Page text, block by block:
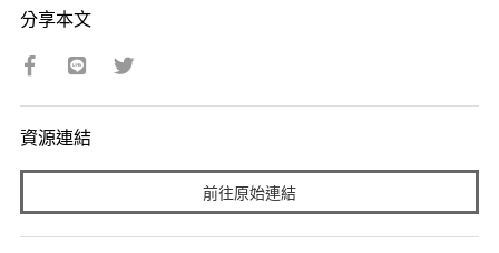
分享本文
資源連結
前往原始連結